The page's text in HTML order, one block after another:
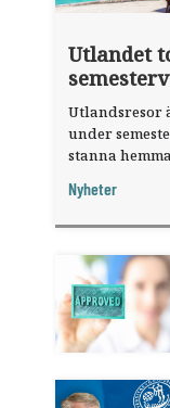
Utlandet
Utlandsresor
under
stanna
fråga".
Nyheter